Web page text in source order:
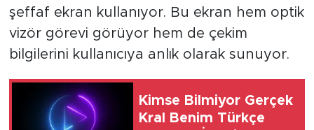
şeffaf ekran kullanıyor. Bu ekran hem optik
vizör görevi görüyor hem de çekim
bilgilerini kullanıcıya anlık olarak sunuyor.
Kimse Bilmiyor Gerçek
Kral Benim Türkçe